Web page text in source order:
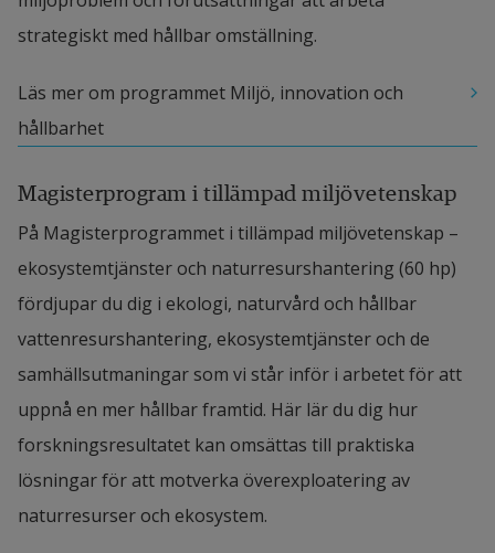
strategiskt med hållbar omställning.
Läs mer om programmet Miljö, innovation och
hållbarhet
Magisterprogram i tillämpad miljövetenskap
På Magisterprogrammet i tillämpad miljövetenskap –
ekosystemtjänster och naturresurshantering (60 hp)
fördjupar du dig i ekologi, naturvård och hållbar
vattenresurshantering, ekosystemtjänster och de
samhällsutmaningar som vi står inför i arbetet för att
uppnå en mer hållbar framtid. Här lär du dig hur
forskningsresultatet kan omsättas till praktiska
lösningar för att motverka överexploatering av
naturresurser och ekosystem.